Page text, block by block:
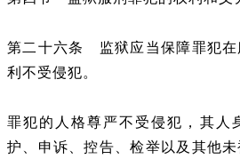
第二十六条 监狱应当保障罪犯在
利不受侵犯。
罪犯的人格尊严不受侵犯，其人
护、申诉、控告、检举以及其他